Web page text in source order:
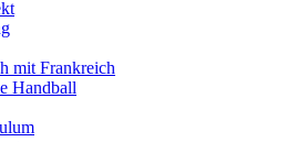
mit Frankreich
Handball